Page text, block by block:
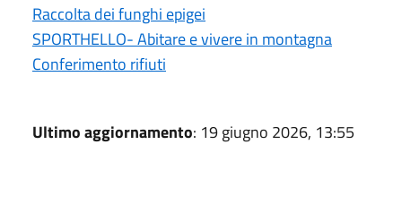
Raccolta dei funghi epigei
SPORTHELLO- Abitare e vivere in montagna
Conferimento rifiuti
Ultimo aggiornamento: 19 giugno 2026, 13:55